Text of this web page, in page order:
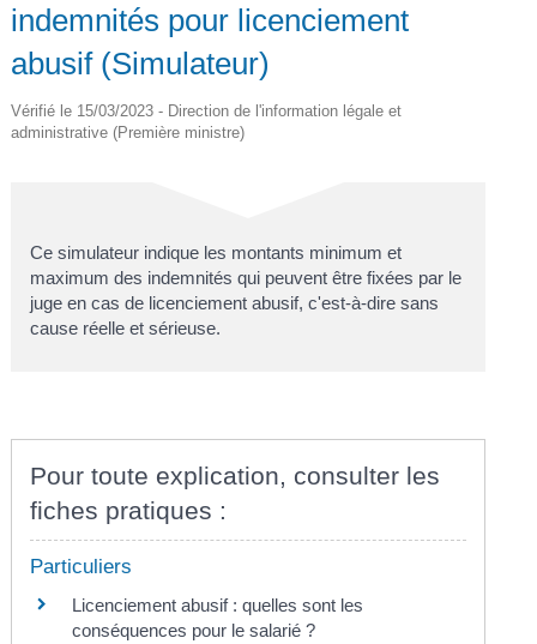
indemnités pour licenciement
abusif (Simulateur)
Vérifié le 15/03/2023 - Direction de l'information légale et
administrative (Première ministre)
Ce simulateur indique les montants minimum et
maximum des indemnités qui peuvent être fixées par le
juge en cas de licenciement abusif, c'est-à-dire sans
cause réelle et sérieuse.
Pour toute explication, consulter les
fiches pratiques :
Particuliers
Licenciement abusif : quelles sont les
conséquences pour le salarié ?